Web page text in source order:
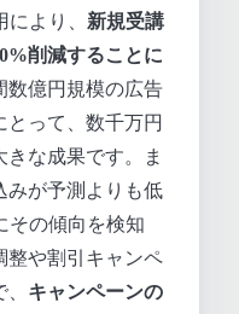
より、 新規受講
削減することに
数億円規模の広告
って、数千万円
な成果です。ま
みが予測よりも低
その傾向を検知
整や割引キャンペ
キャンペーンの